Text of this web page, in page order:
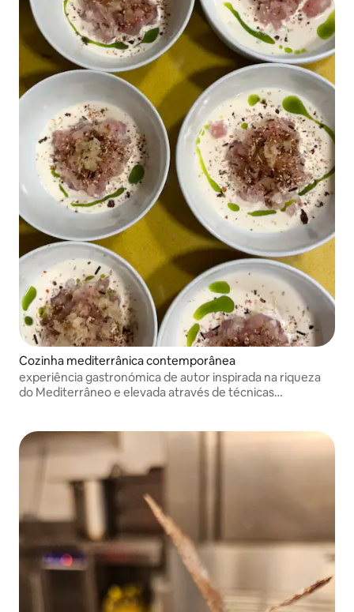
Cozinha mediterrânica contemporânea
experiência gastronómica de autor inspirada na riqueza
do Mediterrâneo e elevada através de técnicas